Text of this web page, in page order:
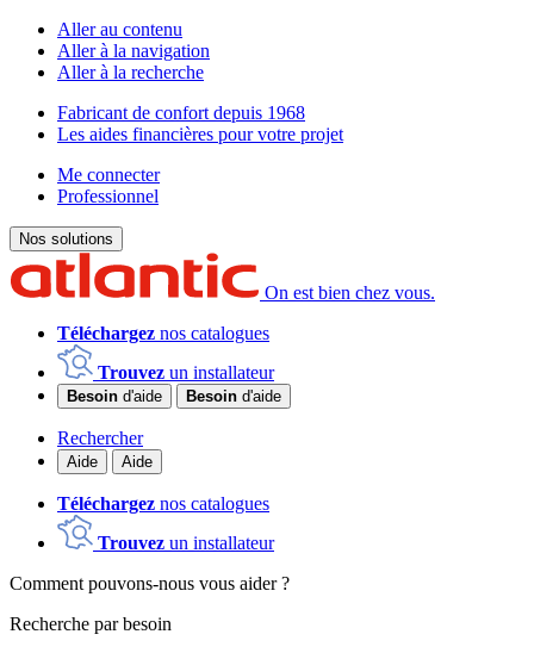
Aller au contenu
Aller à la navigation
Aller à la recherche
Fabricant de confort depuis 1968
Les aides financières pour votre projet
Me connecter
Professionnel
Nos solutions
On est bien chez vous.
Téléchargez nos catalogues
Trouvez un installateur
Besoin d'aide Besoin d'aide
Rechercher
Aide Aide
Téléchargez nos catalogues
Trouvez un installateur
Comment pouvons-nous vous aider ?
Recherche par besoin